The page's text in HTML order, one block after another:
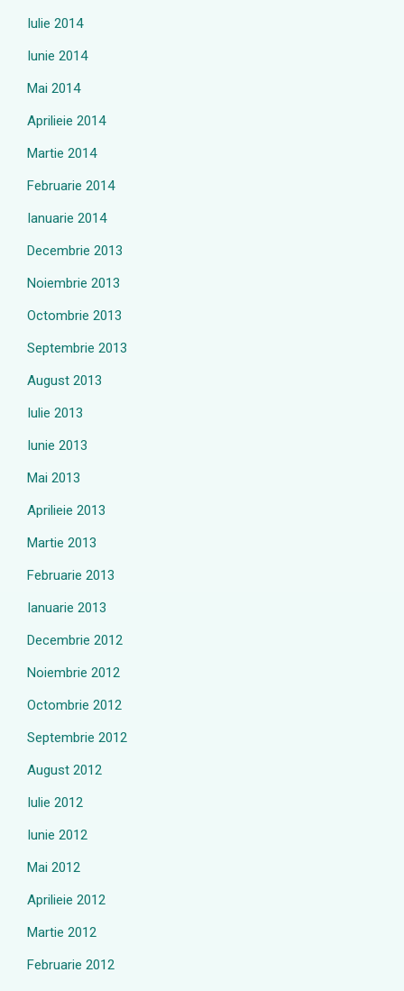
Iulie 2014
Iunie 2014
Mai 2014
Aprilieie 2014
Martie 2014
Februarie 2014
Ianuarie 2014
Decembrie 2013
Noiembrie 2013
Octombrie 2013
Septembrie 2013
August 2013
Iulie 2013
Iunie 2013
Mai 2013
Aprilieie 2013
Martie 2013
Februarie 2013
Ianuarie 2013
Decembrie 2012
Noiembrie 2012
Octombrie 2012
Septembrie 2012
August 2012
Iulie 2012
Iunie 2012
Mai 2012
Aprilieie 2012
Martie 2012
Februarie 2012